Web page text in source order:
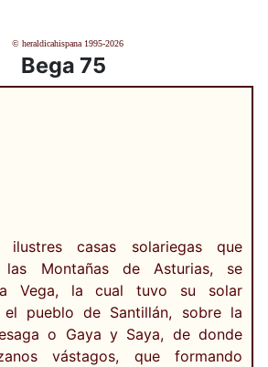
© heraldicahispana 1995-2026
Bega 75
casas solariegas que
las Montañas de Asturias, se
Vega, la cual tuvo su solar
el pueblo de Santillán, sobre la
o Gaya y Saya, de donde
vástagos, que formando